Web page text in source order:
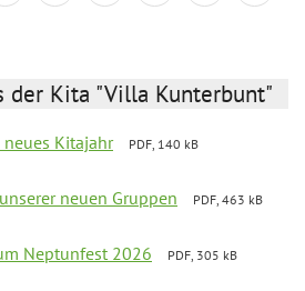
der Kita "Villa Kunterbunt"
neues Kitajahr
PDF, 140 kB
neuen Gruppen
PDF, 463 kB
Neptunfest 2026
PDF, 305 kB